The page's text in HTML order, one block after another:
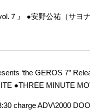
７』
●安野公祐（サヨ
‘the GEROS 7”
●THREE MINUTE
charge ADV\2000